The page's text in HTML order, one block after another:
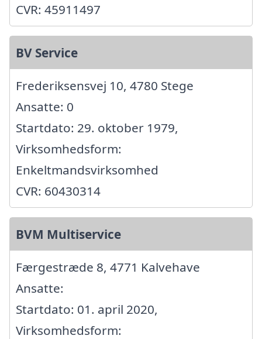
CVR: 45911497
BV Service
Frederiksensvej 10, 4780 Stege
Ansatte: 0
Startdato: 29. oktober 1979,
Virksomhedsform:
Enkeltmandsvirksomhed
CVR: 60430314
BVM Multiservice
Færgestræde 8, 4771 Kalvehave
Ansatte:
Startdato: 01. april 2020,
Virksomhedsform: